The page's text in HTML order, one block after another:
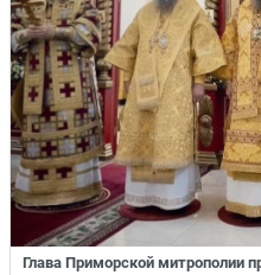
Глава Приморской митрополии